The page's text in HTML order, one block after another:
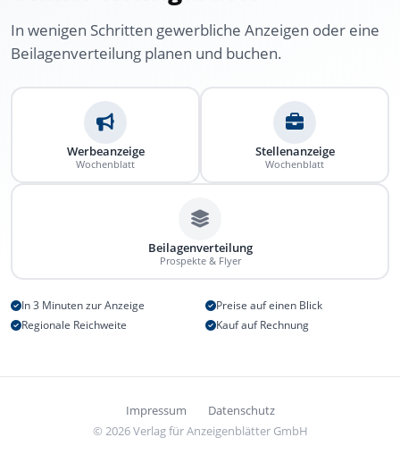
In wenigen Schritten gewerbliche Anzeigen oder eine
Beilagenverteilung planen und buchen.
Werbeanzeige
Wochenblatt
Stellenanzeige
Wochenblatt
Beilagenverteilung
Prospekte & Flyer
In 3 Minuten zur Anzeige
Preise auf einen Blick
Regionale Reichweite
Kauf auf Rechnung
© 2026 Verlag für Anzeigenblätter GmbH
Impressum Datenschutz